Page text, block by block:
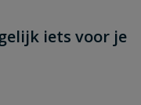
iets voor je